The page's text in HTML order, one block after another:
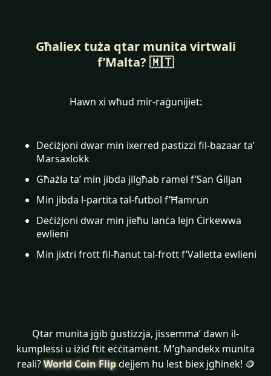
Għaliex tuża qtar munita virtwali
f’Malta? 🇲🇹
Hawn xi wħud mir-raġunijiet:
Deċiżjoni dwar min ixerred pastizzi fil-bazaar ta’
Marsaxlokk
Għażla ta’ min jibda jilgħab ramel f’San Ġiljan
Min jibda l-partita tal-futbol f’Ħamrun
Deċiżjoni dwar min jieħu lanċa lejn Ċirkewwa
ewlieni
Min jixtri frott fil-ħanut tal-frott f’Valletta ewlieni
Qtar munita jġib ġustizzja, jissemma’ dawn il-
kumplessi u iżid ftit eċċitament. M’għandekx munita
reali?World Coin Flipdejjem hu lest biex jgħinek! 🪙